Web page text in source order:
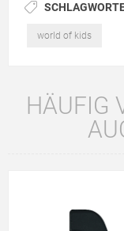
world of kids
HÄUFIG